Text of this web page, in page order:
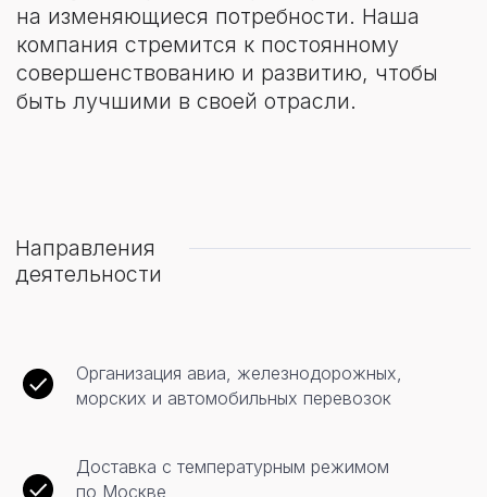
Организация авиа, железнодорожных,
морских и автомобильных перевозок
Доставка с температурным режимом
по Москве
Виды транспортировки
грузов
Самый быстрый способ доставки.
А для труднодоступных регионов
России —
а также имеем прямые контракты
с пассажирскими авиакомпаниями.
Поэтому сможем предложить
труднодоступные регионы нашей